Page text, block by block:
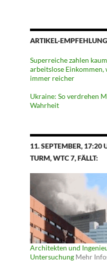
ARTIKEL-
Superreiche zahlen
arbeitslose
immer reicher
Ukraine: So verdrehen
Wahrheit
11. SEPTEMBER, 17:20
TURM, WTC 7, FÄLLT:
Architekten und
Untersuchung Mehr